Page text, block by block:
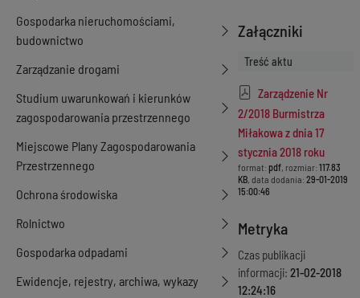
Gospodarka nieruchomościami,
budownictwo
Zarządzanie drogami
Studium uwarunkowań i kierunków
zagospodarowania przestrzennego
Miejscowe Plany Zagospodarowania
Przestrzennego
Ochrona środowiska
Rolnictwo
Gospodarka odpadami
Ewidencje, rejestry, archiwa, wykazy
Załączniki
Treść aktu
Zarządzenie Nr
2/2018 Burmistrza
Miłakowa z dnia 17
stycznia 2018 roku
format: pdf, rozmiar: 117.83
KB, data dodania: 29-01-2019
15:00:46
Metryka
Czas publikacji
informacji: 21-02-2018
12:24:16